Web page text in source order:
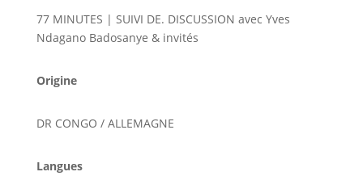
77 MINUTES | SUIVI DE. DISCUSSION avec Yves
Ndagano Badosanye & invités
Origine
DR CONGO / ALLEMAGNE
Langues